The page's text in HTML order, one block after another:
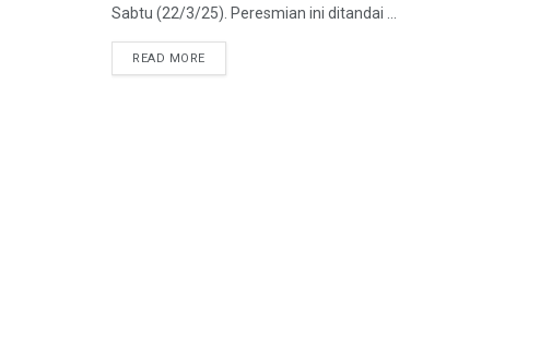
Sabtu (22/3/25). Peresmian ini ditandai ...
READ MORE